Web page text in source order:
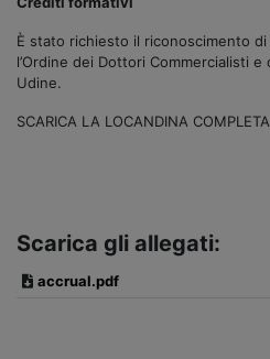
È stato richiesto il riconoscimento di
l’Ordine dei Dottori Commercialisti
Udine.
SCARICA LA LOCANDINA COMPLETA
Scarica gli allegati:
accrual.pdf